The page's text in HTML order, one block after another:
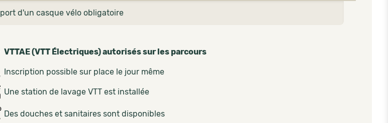
port d'un casque vélo obligatoire
VTTAE (VTT Électriques) autorisés sur les parcours
Inscription possible sur place le jour même
Une station de lavage VTT est installée
Des douches et sanitaires sont disponibles